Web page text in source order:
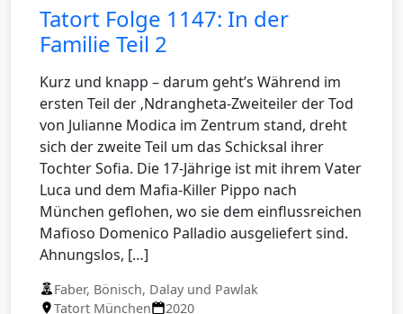
Tatort Folge 1147: In der
Familie Teil 2
Kurz und knapp – darum geht’s Während im
ersten Teil der ‚Ndrangheta-Zweiteiler der Tod
von Julianne Modica im Zentrum stand, dreht
sich der zweite Teil um das Schicksal ihrer
Tochter Sofia. Die 17-Jährige ist mit ihrem Vater
Luca und dem Mafia-Killer Pippo nach
München geflohen, wo sie dem einflussreichen
Mafioso Domenico Palladio ausgeliefert sind.
Ahnungslos, […]
Faber, Bönisch, Dalay und Pawlak
Tatort München
2020